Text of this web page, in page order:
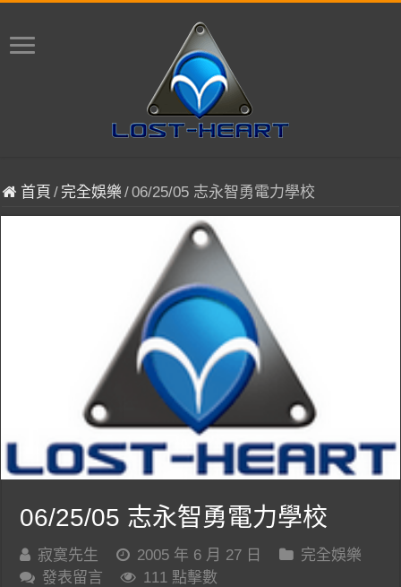
首頁 / 完全娛樂 /06/25/05 志永智勇電力學校
06/25/05 志永智勇電力學校
寂寞先生 2005 年 6 月 27 日
完全娛樂
發表留言
111 點擊數